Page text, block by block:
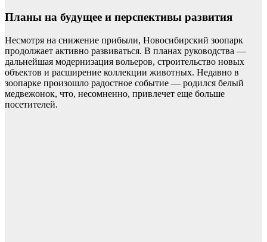
Планы на будущее и перспективы развития
Несмотря на снижение прибыли, Новосибирский зоопарк
продолжает активно развиваться. В планах руководства —
дальнейшая модернизация вольеров, строительство новых
объектов и расширение коллекции животных. Недавно в
зоопарке произошло радостное событие — родился белый
медвежонок, что, несомненно, привлечет еще больше
посетителей.